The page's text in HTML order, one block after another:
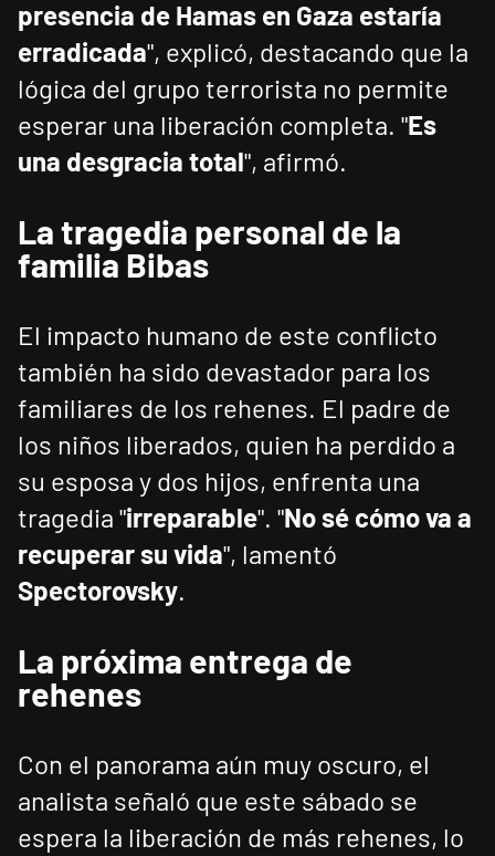
presencia de Hamas en Gaza estaría
erradicada", explicó, destacando que la
lógica del grupo terrorista no permite
esperar una liberación completa. "Es
una desgracia total", afirmó.
La tragedia personal de la
familia Bibas
El impacto humano de este conflicto
también ha sido devastador para los
familiares de los rehenes. El padre de
los niños liberados, quien ha perdido a
su esposa y dos hijos, enfrenta una
tragedia "irreparable". "No sé cómo va a
recuperar su vida", lamentó
Spectorovsky.
La próxima entrega de
rehenes
Con el panorama aún muy oscuro, el
analista señaló que este sábado se
espera la liberación de más rehenes, lo